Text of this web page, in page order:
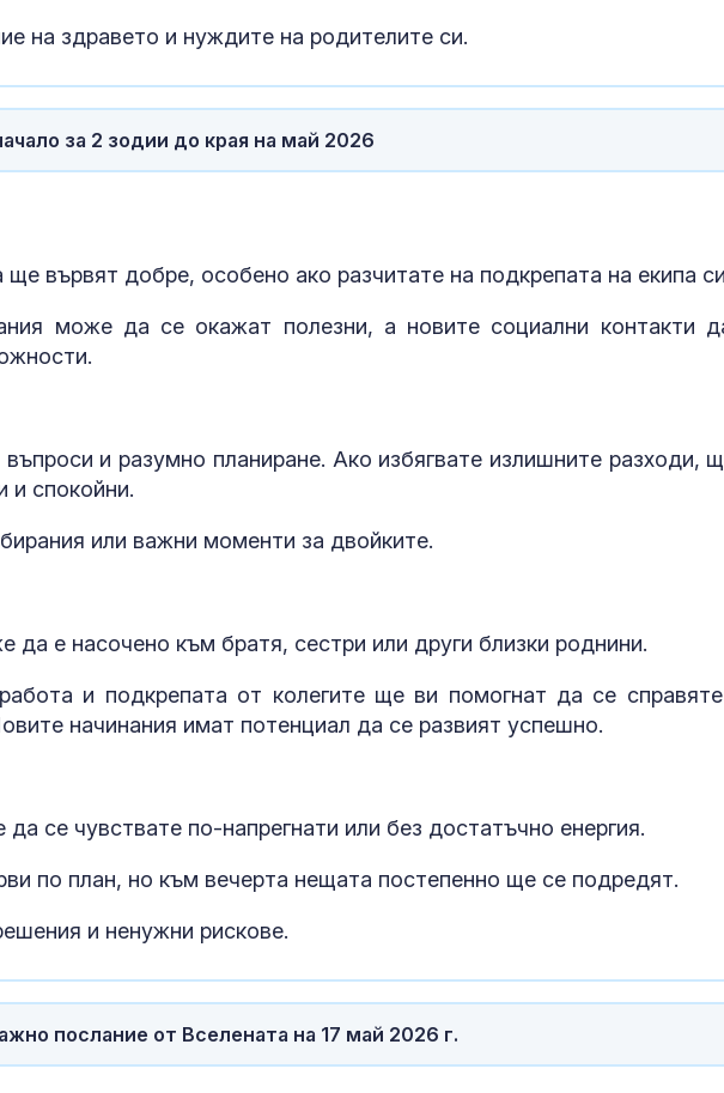
на здравето и нуждите на родителите си.
за 2 зодии до края на май 2026
ще вървят добре, особено ако разчитате на подкрепата на екипа
може да се окажат полезни, а новите социални контакти
и разумно планиране. Ако избягвате излишните разходи,
и спокойни.
или важни моменти за двойките.
да е насочено към братя, сестри или други близки роднини.
и подкрепата от колегите ще ви помогнат да се
начинания имат потенциал да се развият успешно.
се чувствате по-напрегнати или без достатъчно енергия.
по план, но към вечерта нещата постепенно ще се подредят.
и ненужни рискове.
послание от Вселената на 17 май 2026 г.